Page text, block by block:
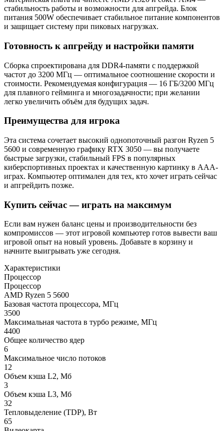
стабильность работы и возможности для апгрейда. Блок
питания 500W обеспечивает стабильное питание компонентов
и защищает систему при пиковых нагрузках.
Готовность к апгрейду и настройки памяти
Сборка спроектирована для DDR4-памяти с поддержкой
частот до 3200 МГц — оптимальное соотношение скорости и
стоимости. Рекомендуемая конфигурация — 16 ГБ/3200 МГц
для плавного гейминга и многозадачности; при желании
легко увеличить объём для будущих задач.
Преимущества для игрока
Эта система сочетает высокий однопоточный разгон Ryzen 5
5600 и современную графику RTX 3050 — вы получаете
быстрые загрузки, стабильный FPS в популярных
киберспортивных проектах и качественную картинку в AAA-
играх. Компьютер оптимален для тех, кто хочет играть сейчас
и апгрейдить позже.
Купить сейчас — играть на максимум
Если вам нужен баланс цены и производительности без
компромиссов — этот игровой компьютер готов вывести ваш
игровой опыт на новый уровень. Добавьте в корзину и
начните выигрывать уже сегодня.
Характеристики
Процессор
Процессор
AMD Ryzen 5 5600
Базовая частота процессора, МГц
3500
Максимальная частота в турбо режиме, МГц
4400
Общее количество ядер
6
Максимальное число потоков
12
Объем кэша L2, Мб
3
Объем кэша L3, Мб
32
Тепловыделение (TDP), Вт
65